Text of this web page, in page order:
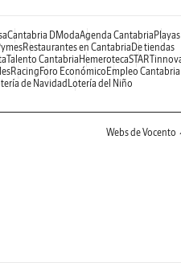
Cantabria DModaAgenda Cantabria Playas
Restaurantes en Cantabria De tiendas
Talento Cantabria Hemeroteca
Racing Foro Económico Empleo Cantabria
de Navidad Lotería del Niño
Webs de Vocento